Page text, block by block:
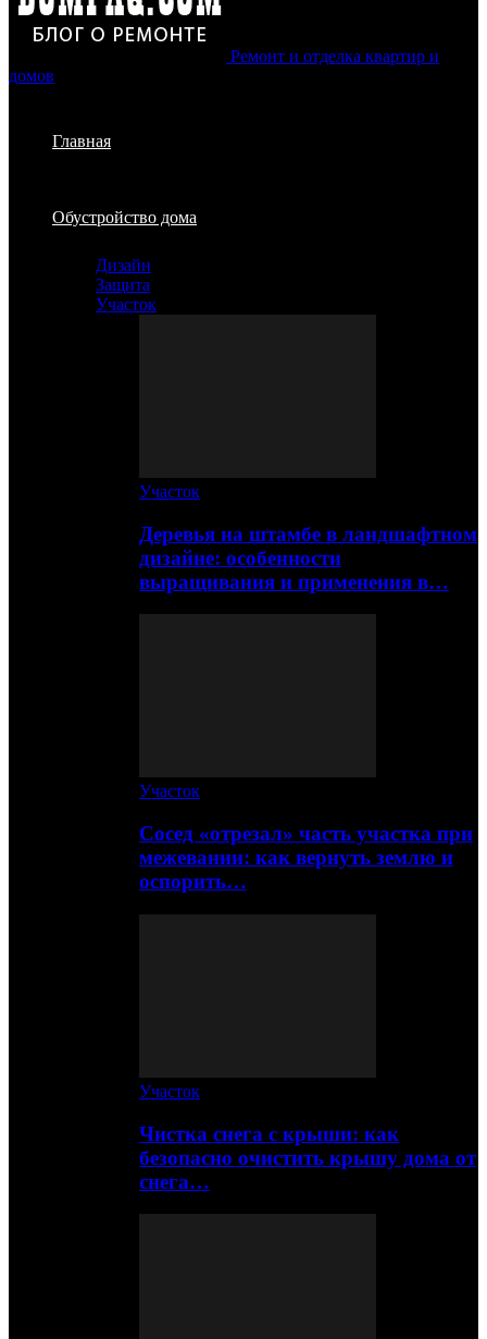
Ремонт и отделка квартир и
домов
Главная
Обустройство дома
Дизайн
Защита
Участок
Участок
Деревья на штамбе в ландшафтном
дизайне: особенности
выращивания и применения в…
Участок
Сосед «отрезал» часть участка при
межевании: как вернуть землю и
оспорить…
Участок
Чистка снега с крыши: как
безопасно очистить крышу дома от
снега…